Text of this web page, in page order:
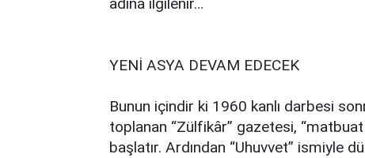
YENİ ASYA DEVAM EDECEK
Bunun içindir ki 1960 kanlı darbesi
toplanan “Zülfikâr” gazetesi,
başlatır. Ardından “Uhuvvet” ismiyle